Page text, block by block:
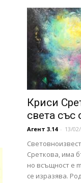
Криси
света със
Агент 3.14 - 13/
Среткова, има
но всъщност е
се изразява.